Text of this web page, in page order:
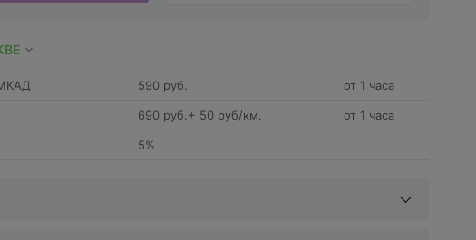
590 руб. от 1 часа
690 руб.+ 50 руб/км. от 1 часа
5%